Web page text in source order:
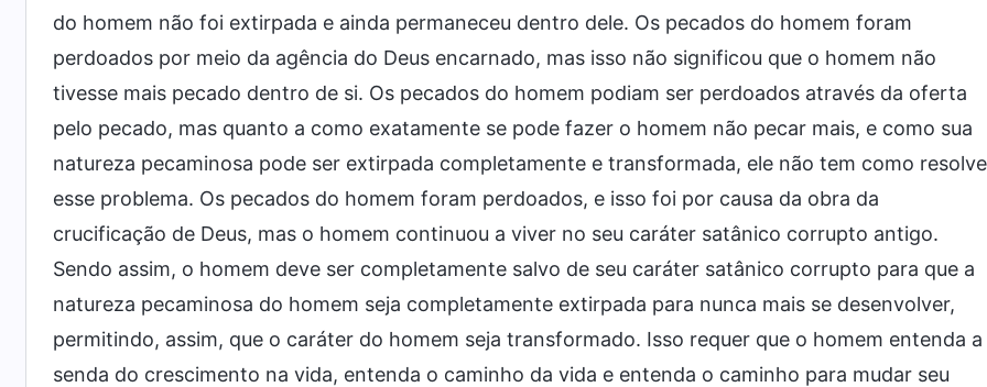
do homem não foi extirpada e ainda permaneceu dentro dele. Os pecados do homem foram
perdoados por meio da agência do Deus encarnado, mas isso não significou que o homem não
tivesse mais pecado dentro de si. Os pecados do homem podiam ser perdoados através da oferta
pelo pecado, mas quanto a como exatamente se pode fazer o homem não pecar mais, e como sua
natureza pecaminosa pode ser extirpada completamente e transformada, ele não tem como
esse problema. Os pecados do homem foram perdoados, e isso foi por causa da obra da
crucificação de Deus, mas o homem continuou a viver no seu caráter satânico corrupto antigo.
Sendo assim, o homem deve ser completamente salvo de seu caráter satânico corrupto para que a
natureza pecaminosa do homem seja completamente extirpada para nunca mais se desenvolver,
permitindo, assim, que o caráter do homem seja transformado. Isso requer que o homem entenda a
senda do crescimento na vida, entenda o caminho da vida e entenda o caminho para mudar seu